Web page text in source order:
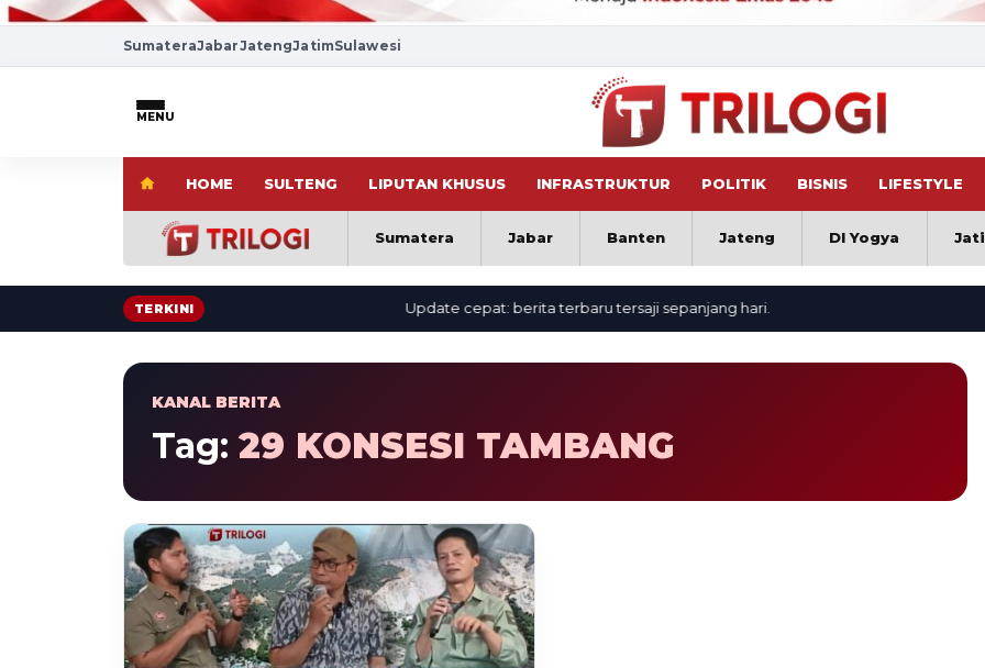
SumateraJabarJatengJatimSulawesi
MENU
HOME SULTENG LIPUTAN KHUSUS INFRASTRUKTUR POLITIK BISNIS LIFESTYLE
Sumatera Jabar Banten Jateng DI Yogya
TERKINI Update cepat: berita terbaru tersaji sepanjang hari.
KANAL BERITA
Tag: 29 KONSESI TAMBANG